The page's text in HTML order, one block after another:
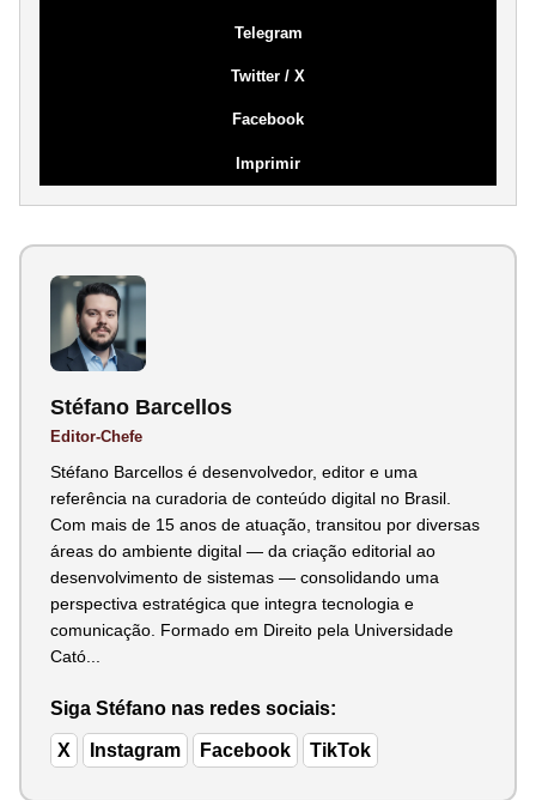
Telegram
Twitter / X
Facebook
Imprimir
Stéfano Barcellos
Editor-Chefe
Stéfano Barcellos é desenvolvedor, editor e uma
referência na curadoria de conteúdo digital no Brasil.
Com mais de 15 anos de atuação, transitou por diversas
áreas do ambiente digital — da criação editorial ao
desenvolvimento de sistemas — consolidando uma
perspectiva estratégica que integra tecnologia e
comunicação. Formado em Direito pela Universidade
Cató...
Siga Stéfano nas redes sociais:
X Instagram Facebook TikTok